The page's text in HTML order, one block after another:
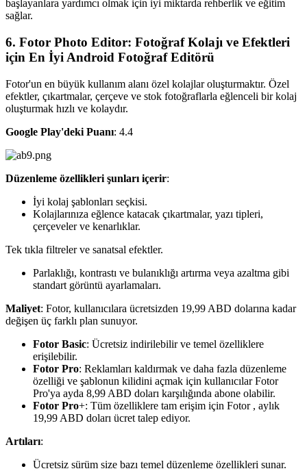
başlayanlara yardımcı olmak için iyi miktarda rehberlik ve eğitim
sağlar.
6. Fotor Photo Editor: Fotoğraf Kolajı ve Efektleri
için En İyi Android Fotoğraf Editörü‍
Fotor'un en büyük kullanım alanı özel kolajlar oluşturmaktır. Özel
efektler, çıkartmalar, çerçeve ve stok fotoğraflarla eğlenceli bir kolaj
oluşturmak hızlı ve kolaydır.
Google Play'deki Puanı: 4.4
Düzenleme özellikleri şunları içerir:‍
İyi kolaj şablonları seçkisi.
Kolajlarınıza eğlence katacak çıkartmalar, yazı tipleri,
çerçeveler ve kenarlıklar.
Tek tıkla filtreler ve sanatsal efektler.
Parlaklığı, kontrastı ve bulanıklığı artırma veya azaltma gibi
standart görüntü ayarlamaları.
Maliyet: Fotor, kullanıcılara ücretsizden 19,99 ABD dolarına kadar
değişen üç farklı plan sunuyor.
Fotor Basic: Ücretsiz indirilebilir ve temel özelliklere
erişilebilir.
Fotor Pro: Reklamları kaldırmak ve daha fazla düzenleme
özelliği ve şablonun kilidini açmak için kullanıcılar Fotor
Pro'ya ayda 8,99 ABD doları karşılığında abone olabilir.
Fotor Pro+: Tüm özelliklere tam erişim için Fotor , aylık
19,99 ABD doları ücret talep ediyor.
Artıları:
Ücretsiz sürüm size bazı temel düzenleme özellikleri sunar.